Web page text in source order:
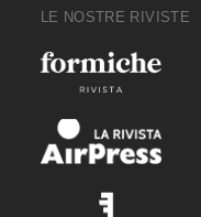
LE NOSTRE RIVISTE